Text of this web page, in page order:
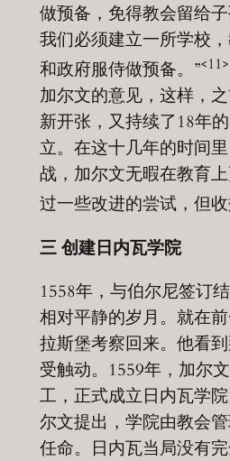
做预备，免得教会留给
我们必须建立一所学校
和政府服侍做预备。”<11>
加尔文的意见，这样，
新开张，又持续了18年
立。在这十几年的时间
战，加尔文无暇在教育
过一些改进的尝试，但收
三创建日内瓦学院
1558年，与伯尔尼签订
相对平静的岁月。就在
拉斯堡考察回来。他看
受触动。1559年，加尔
工，正式成立日内瓦学
尔文提出，学院由教会
任命。日内瓦当局没有